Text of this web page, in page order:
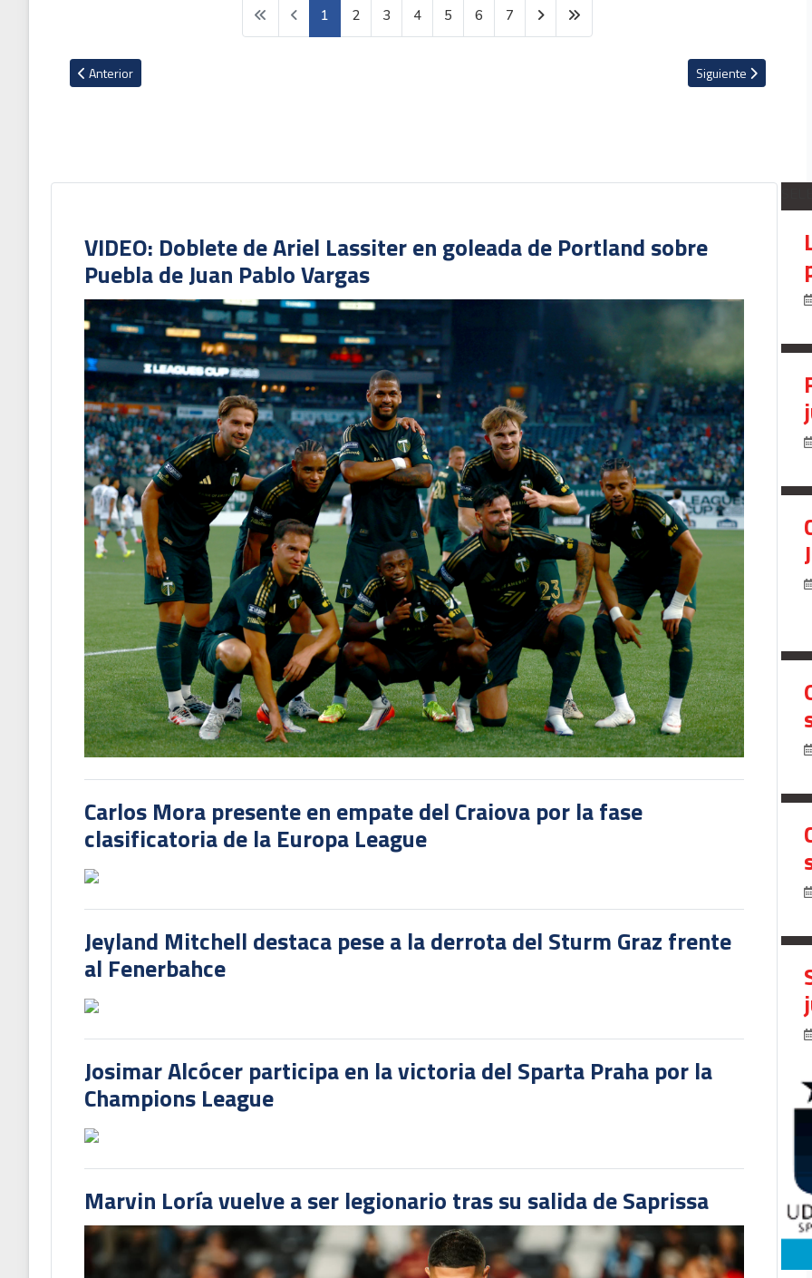
1 2 3 4 5 6 7
Artículo anterior: VIDEO: Marvin Solano saca gran resultado con Firpo en El Salvador por semifinal de ida
Anterior Artículo siguiente:
Siguiente
VIDEO: Doblete de Ariel Lassiter en goleada de Portland sobre
Puebla de Juan Pablo Vargas
Carlos Mora presente en empate del Craiova por la fase
clasificatoria de la Europa League
Jeyland Mitchell destaca pese a la derrota del Sturm Graz frente
al Fenerbahce
Josimar Alcócer participa en la victoria del Sparta Praha por la
Champions League
Marvin Loría vuelve a ser legionario tras su salida de Saprissa